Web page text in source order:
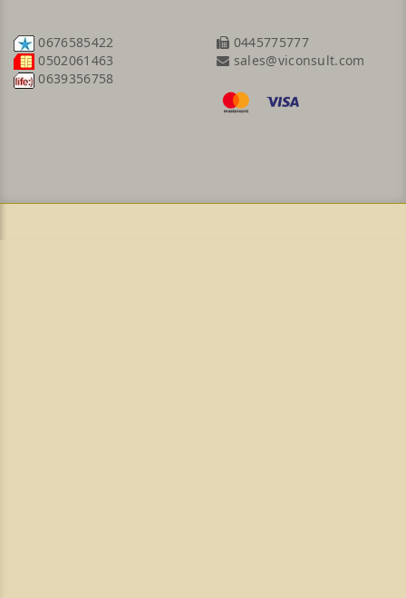
0676585422
0502061463
0639356758
0445775777
sales@viconsult.com